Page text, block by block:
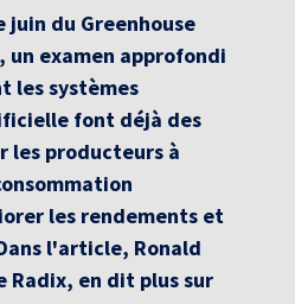
juin du Greenhouse
un examen approfondi
les systèmes
font déjà des
les producteurs à
les rendements et
l'article, Ronald
Radix, en dit plus sur